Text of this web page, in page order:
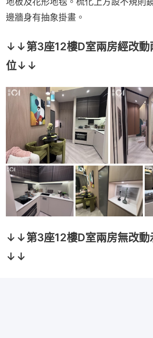
邊牆身有抽象掛畫。
↓↓第3座12樓D室兩房經改動
位↓↓
↓↓第3座12樓D室兩房無改動
↓↓